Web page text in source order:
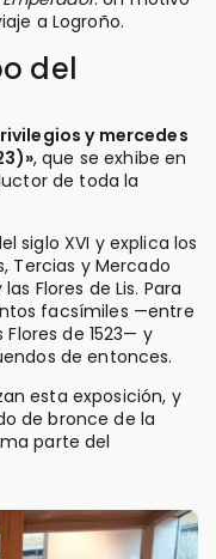
a Logroño.
del
y mercedes
, que se exhibe en
de toda la
siglo XVI y explica los
Tercias y Mercado
Flores de Lis. Para
facsímiles —entre
de 1523— y
de entonces.
esta exposición, y
de bronce de la
parte del